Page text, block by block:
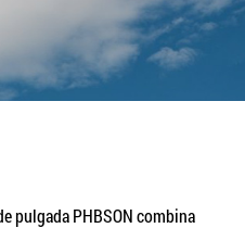
pulgada PHBSON combina